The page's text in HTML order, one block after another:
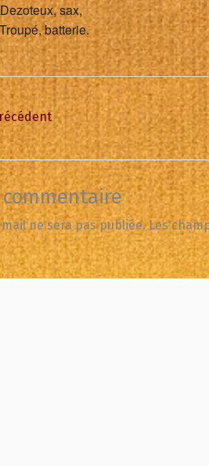
sax,
batterie.
ne sera pas publiée. Les